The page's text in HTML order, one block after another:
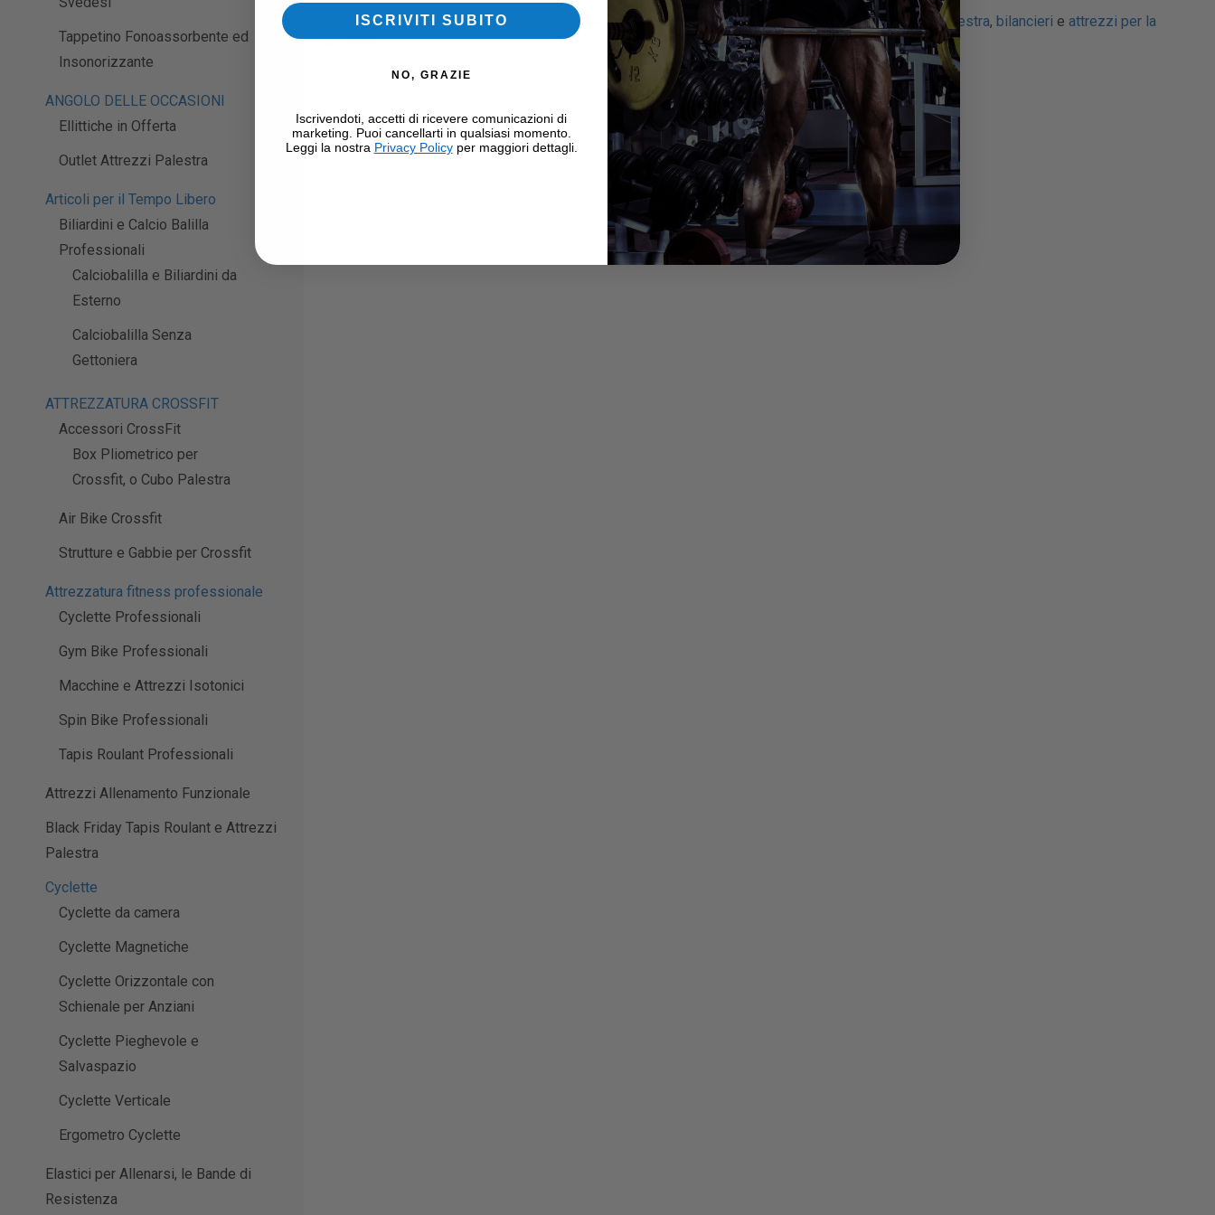
Tappetino Fonoassorbente ed
Insonorizzante
ANGOLO DELLE OCCASIONI
Ellittiche in Offerta
Outlet Attrezzi Palestra
Articoli per il Tempo Libero
Biliardini e Calcio Balilla
Professionali
Calciobalilla e Biliardini da
Esterno
Calciobalilla Senza
Gettoniera
ATTREZZATURA CROSSFIT
Accessori CrossFit
Box Pliometrico per
Crossfit, o Cubo Palestra
Air Bike Crossfit
Strutture e Gabbie per Crossfit
Attrezzatura fitness professionale
Cyclette Professionali
Gym Bike Professionali
Macchine e Attrezzi Isotonici
Spin Bike Professionali
Tapis Roulant Professionali
Attrezzi Allenamento Funzionale
Black Friday Tapis Roulant e Attrezzi
Palestra
Cyclette
Cyclette da camera
Cyclette Magnetiche
Cyclette Orizzontale con
Schienale per Anziani
Cyclette Pieghevole e
Salvaspazio
Cyclette Verticale
Ergometro Cyclette
Elastici per Allenarsi, le Bande di
Resistenza
Per ulteriori accessori per la tua palestra, dai un’occhiata anche alla nostra selezione dimanubri da palestra, bilancieri e attrezzi per la
pesistica.
ISCRIVITI SUBITO
NO, GRAZIE
Iscrivendoti, accetti di ricevere comunicazioni di
marketing. Puoi cancellarti in qualsiasi momento.
Leggi la nostra Privacy Policyper maggiori dettagli.